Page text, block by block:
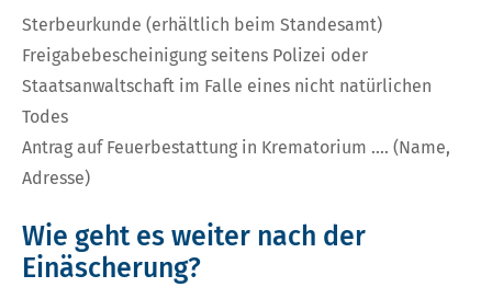
Sterbeurkunde (erhältlich beim Standesamt)
Freigabebescheinigung seitens Polizei oder
Staatsanwaltschaft im Falle eines nicht natürlichen
Todes
Antrag auf Feuerbestattung in Krematorium …. (Name,
Adresse)
Wie geht es weiter nach der
Einäscherung?